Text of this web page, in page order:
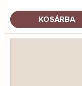
KOSÁRBA